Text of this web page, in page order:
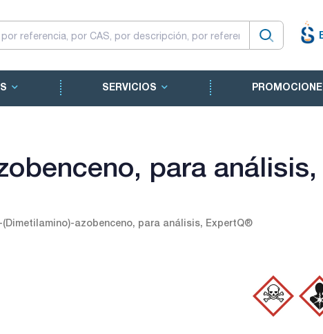
SERVICIOS
para
(Dimetilamino)-azobenceno, para análisis, ExpertQ®